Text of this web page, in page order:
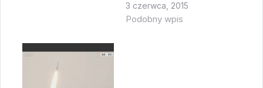
3 czerwca, 2015
Podobny wpis